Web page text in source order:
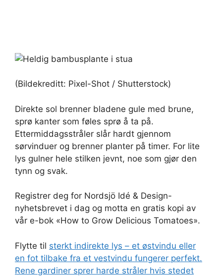
(Bildekreditt: Pixel-Shot / Shutterstock)
Direkte sol brenner bladene gule med brune,
sprø kanter som føles sprø å ta på.
Ettermiddagsstråler slår hardt gjennom
sørvinduer og brenner planter på timer. For lite
lys gulner hele stilken jevnt, noe som gjør den
tynn og svak.
Registrer deg for Nordsjö Idé & Design-
nyhetsbrevet i dag og motta en gratis kopi av
vår e-bok «How to Grow Delicious Tomatoes».
Flytte til sterkt indirekte lys – et østvindu eller
en fot tilbake fra et vestvindu fungerer perfekt.
Rene gardiner sprer harde stråler hvis stedet